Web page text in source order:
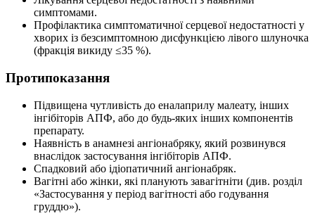
симптомами.
Профілактика симптоматичної серцевої недостатності у
хворих із безсимптомною дисфункцією лівого шлуночка
(фракція викиду ≤35 %).
Протипоказання
Підвищена чутливість до еналаприлу малеату, інших
інгібіторів АПФ, або до будь-яких інших компонентів
препарату.
Наявність в анамнезі ангіонабряку, який розвинувся
внаслідок застосування інгібіторів АПФ.
Спадковий або ідіопатичний ангіонабряк.
Вагітні або жінки, які планують завагітніти (див. розділ
«Застосування у період вагітності або годування
груддю»).